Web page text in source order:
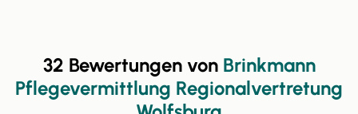
32 Bewertungen von Brinkmann
Pflegevermittlung Regionalvertretung